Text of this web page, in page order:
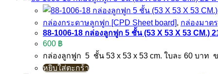
กล่องกระดาษลูกฟูก [CPD Sheet board], กล่องมาต
88-1006-18 กล่องลูกฟูก 5 ชั้น (53 X 53 X 53 CM.)
600 ฿
กล่องลูกฟูก 5 ชั้น 53 x 53 x 53 cm. ใบละ 60 บาท
หยิบใส่ตะกร้า